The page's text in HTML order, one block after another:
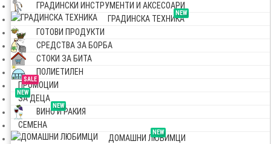
ГРАДИНСКИ ИНСТРУМЕНТИ И АКСЕСОАРИ
NEW
ГРАДИНСКА ТЕХНИКА
ГОТОВИ ПРОДУКТИ
СРЕДСТВА ЗА БОРБА
СТОКИ ЗА БИТА
ПОЛИЕТИЛЕН
SALE
ПРОМОЦИИ
NEW
ЗА ДЕЦА
NEW
ВИНО И РАКИЯ
СЕМЕНА
NEW
ДОМАШНИ ЛЮБИМЦИ